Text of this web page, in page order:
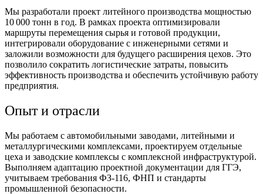
Мы разработали проект литейного производства мощностью
10 000 тонн в год. В рамках проекта оптимизировали
маршруты перемещения сырья и готовой продукции,
интегрировали оборудование с инженерными сетями и
заложили возможности для будущего расширения цехов. Это
позволило сократить логистические затраты, повысить
эффективность производства и обеспечить устойчивую работу
предприятия.
Опыт и отрасли
Мы работаем с автомобильными заводами, литейными и
металлургическими комплексами, проектируем отдельные
цеха и заводские комплексы с комплексной инфраструктурой.
Выполняем адаптацию проектной документации для ГГЭ,
учитываем требования ФЗ-116, ФНП и стандарты
промышленной безопасности.